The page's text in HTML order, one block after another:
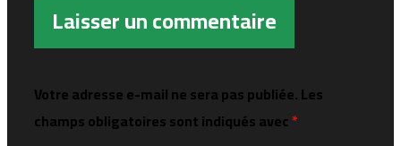
Laisser un commentaire
Votre adresse e-mail ne sera pas publiée.Les
champs obligatoires sont indiqués avec*